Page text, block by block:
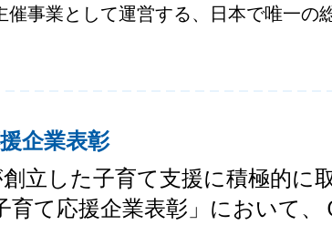
催事業として運営する、日本で唯一の
企業表彰
立した子育て支援に積極的に
育て応援企業表彰」において、